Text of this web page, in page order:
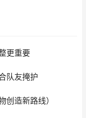
更重要
队友掩护
创造新路线）